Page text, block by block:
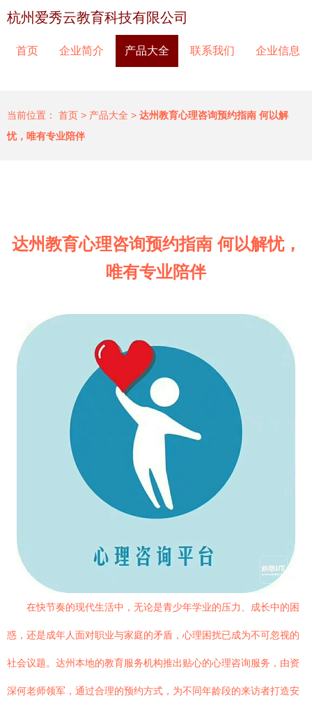
杭州爱秀云教育科技有限公司
首页 企业简介 产品大全 联系我们 企业信息
当前位置： 首页 > 产品大全 > 达州教育心理咨询预约指南 何以解
忧，唯有专业陪伴
达州教育心理咨询预约指南 何以解忧，
唯有专业陪伴
在快节奏的现代生活中，无论是青少年学业的压力、成长中的困
惑，还是成年人面对职业与家庭的矛盾，心理困扰已成为不可忽视的
社会议题。达州本地的教育服务机构推出贴心的心理咨询服务，由资
深何老师领军，通过合理的预约方式，为不同年龄段的来访者打造安